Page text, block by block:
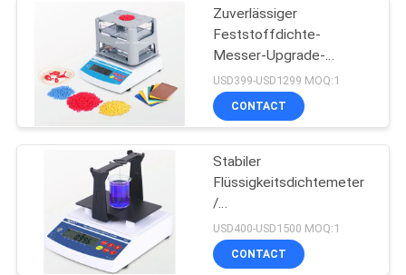
Zuverlässiger
Feststoffdichte-
Messer-Upgrade-
Schaltkreis mit
Datenverbindungsdraht
USD399-USD1299 MOQ:1
CONTACT
Stabiler
Flüssigkeitsdichtemeter
/
Konzentrationsmessgerät
für stark saure, alkalische
Flüssigkeit
USD400-USD1500 MOQ:1
CONTACT